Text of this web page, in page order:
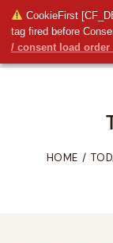
CookieFirst
tag fired before
/ consent load
HOME